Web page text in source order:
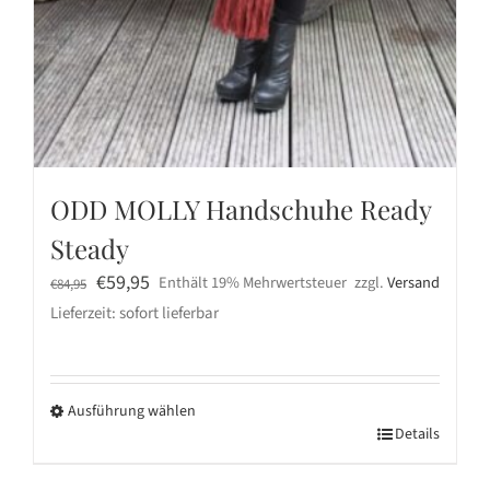
ODD MOLLY Handschuhe Ready
Steady
€84,95 Ursprünglicher
Preis
€84,95
€59,95 Aktueller
Preis
€59,95.
Enthält 19% Mehrwertsteuer zzgl.Versand
Lieferzeit: sofort lieferbar
Ausführung wählen
Details